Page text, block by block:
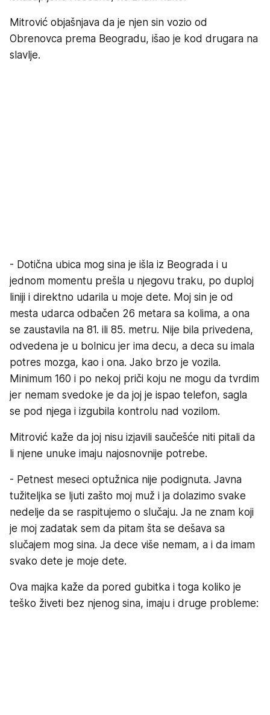
Mitrović objašnjava da je njen sin vozio od
Obrenovca prema Beogradu, išao je kod drugara na
slavlje.
- Dotična ubica mog sina je išla iz Beograda i u
jednom momentu prešla u njegovu traku, po duploj
liniji i direktno udarila u moje dete. Moj sin je od
mesta udarca odbačen 26 metara sa kolima, a ona
se zaustavila na 81. ili 85. metru. Nije bila privedena,
odvedena je u bolnicu jer ima decu, a deca su imala
potres mozga, kao i ona. Jako brzo je vozila.
Minimum 160 i po nekoj priči koju ne mogu da tvrdim
jer nemam svedoke je da joj je ispao telefon, sagla
se pod njega i izgubila kontrolu nad vozilom.
Mitrović kaže da joj nisu izjavili saučešće niti pitali da
li njene unuke imaju najosnovnije potrebe.
- Petnest meseci optužnica nije podignuta. Javna
tužiteljka se ljuti zašto moj muž i ja dolazimo svake
nedelje da se raspitujemo o slučaju. Ja ne znam koji
je moj zadatak sem da pitam šta se dešava sa
slučajem mog sina. Ja dece više nemam, a i da imam
svako dete je moje dete.
Ova majka kaže da pored gubitka i toga koliko je
teško živeti bez njenog sina, imaju i druge probleme: